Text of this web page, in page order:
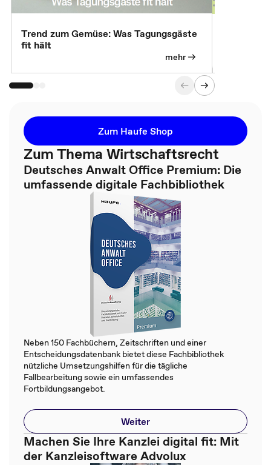
Trend zum Gemüse: Was Tagungsgäste
fit hält
mehr
Zum Haufe Shop
Zum Thema Wirtschaftsrecht
Deutsches Anwalt Office Premium: Die
umfassende digitale Fachbibliothek
Neben 150 Fachbüchern, Zeitschriften und einer
Entscheidungsdatenbank bietet diese Fachbibliothek
nützliche Umsetzungshilfen für die tägliche
Fallbearbeitung sowie ein umfassendes
Fortbildungsangebot.
Weiter
Machen Sie Ihre Kanzlei digital fit: Mit
der Kanzleisoftware Advolux